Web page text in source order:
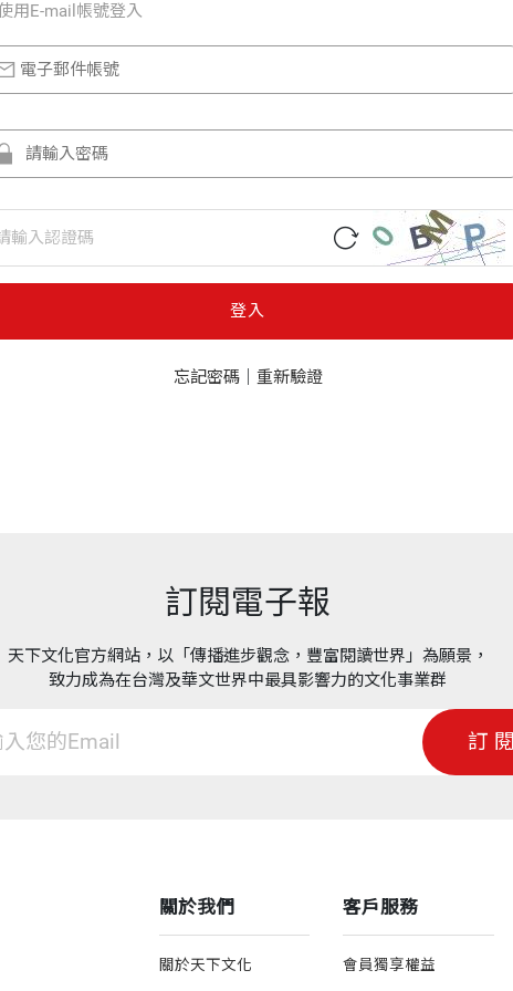
⽤E-mail帳號登入
登入
忘記密碼｜ 重新驗證
訂閱電子報
天下文化官方網站，以「傳播進步觀念，豐富閱讀世界」為願景，
致力成為在台灣及華文世界中最具影響力的文化事業群
訂閱
關於我們
關於天下文化
客戶服務
會員獨享權益